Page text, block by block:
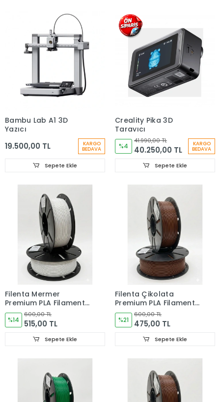
Bambu Lab A1 3D
Yazıcı
19.500,00 TL KARGO
BEDAVA
Sepete Ekle
Creality Pika 3D
Tarayıcı
%4
41.990,00 TL
40.250,00 TL
KARGO
BEDAVA
Sepete Ekle
Filenta Mermer
Premium PLA Filament
1.75 mm – 1 kg
%14
600,00 TL
515,00 TL
Sepete Ekle
Filenta Çikolata
Premium PLA Filament
1.75 mm – 1 kg
%21
600,00 TL
475,00 TL
Sepete Ekle